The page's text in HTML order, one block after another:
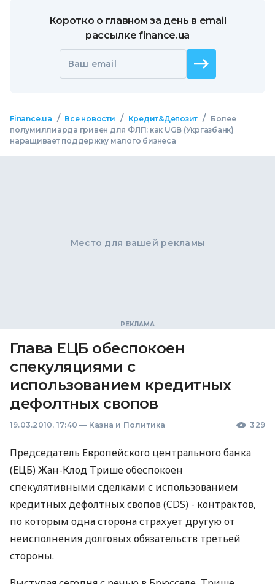
Коротко о главном за день в email
рассылке finance.ua
Ваш email
Finance.ua / Все новости / Кредит&Депозит /
Более
полумиллиарда гривен для ФЛП: как UGB (Укргазбанк)
наращивает поддержку малого бизнеса
Место для вашей рекламы
Глава ЕЦБ обеспокоен
спекуляциями с
использованием кредитных
дефолтных свопов
19.03.2010, 17:40 — Казна и Политика 329
Председатель Европейского центрального банка
(ЕЦБ) Жан-Клод Трише обеспокоен
спекулятивными сделками с использованием
кредитных дефолтных свопов (CDS) - контрактов,
по которым одна сторона страхует другую от
неисполнения долговых обязательств третьей
стороны.